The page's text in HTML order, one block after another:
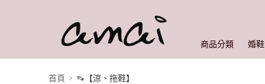
商品分類 婚
首頁 👡【涼、拖鞋】